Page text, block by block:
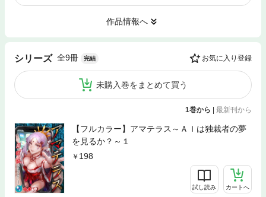
作品情報へ
シリーズ 全9冊 完結 お気に入り登録
未購入巻をまとめて買う
1巻から | 最新刊から
【フルカラー】アマテラス～ＡＩは独裁者の夢
を見るか？～１
198
試し読み カートへ